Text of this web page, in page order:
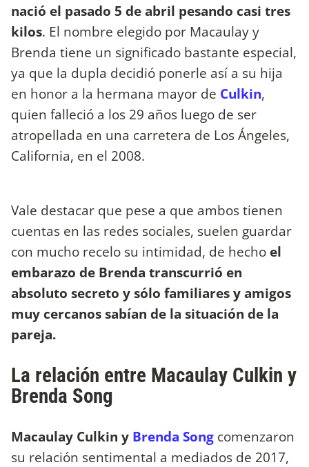
nació el pasado 5 de abril pesando casi tres
kilos. El nombre elegido por Macaulay y
Brenda tiene un significado bastante especial,
ya que la dupla decidió ponerle así a su hija
en honor a la hermana mayor de Culkin,
quien falleció a los 29 años luego de ser
atropellada en una carretera de Los Ángeles,
California, en el 2008.
Vale destacar que pese a que ambos tienen
cuentas en las redes sociales, suelen guardar
con mucho recelo su intimidad, de hecho el
embarazo de Brenda transcurrió en
absoluto secreto y sólo familiares y amigos
muy cercanos sabían de la situación de la
pareja.
La relación entre Macaulay Culkin y
Brenda Song
Macaulay Culkin y Brenda Song comenzaron
su relación sentimental a mediados de 2017,